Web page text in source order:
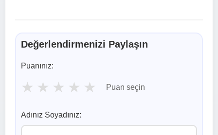
Değerlendirmenizi Paylaşın
Puanınız:
★ ★ ★ ★ ★ Puan seçin
Adınız Soyadınız: